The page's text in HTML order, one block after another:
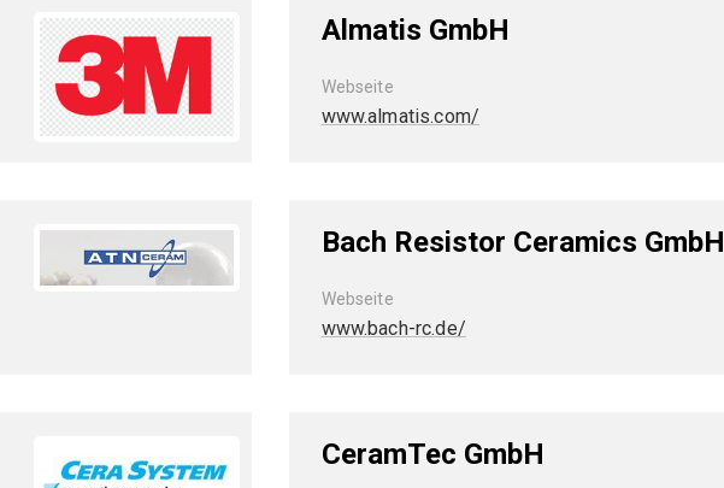
Almatis GmbH
Webseite
www.almatis.com/
Bach Resistor Ceramics GmbH
Webseite
www.bach-rc.de/
CeramTec GmbH